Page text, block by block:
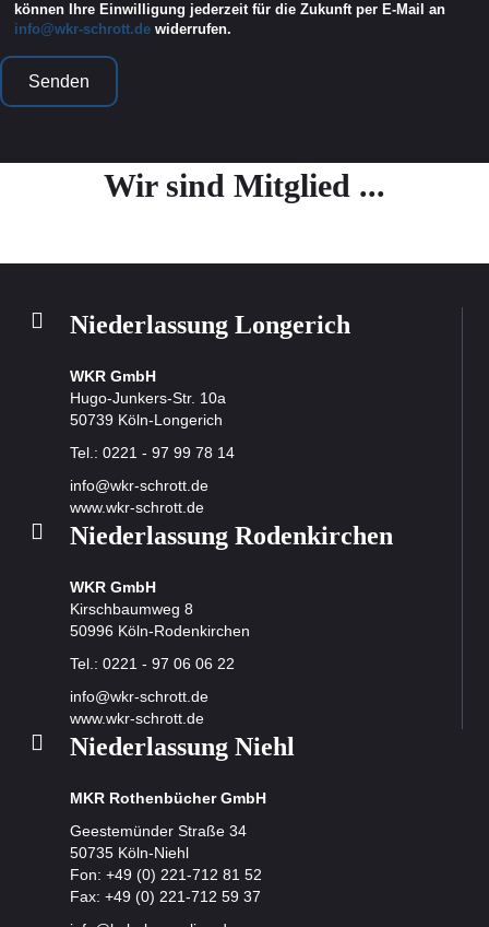
können Ihre Einwilligung jederzeit für die Zukunft per E-Mail an
info@wkr-schrott.de widerrufen.
Wir sind Mitglied ...
Nieder­lassung Longerich
WKR GmbH
Hugo-Junkers-Str. 10a
50739 Köln-Longerich
Tel.: 0221 - 97 99 78 14
info@wkr-schrott.de
www.wkr-schrott.de
Nieder­lassung Roden­kirchen
WKR GmbH
Kirschbaumweg 8
50996 Köln-Rodenkirchen
Tel.: 0221 - 97 06 06 22
info@wkr-schrott.de
www.wkr-schrott.de
Nieder­lassung Niehl
MKR Rothenbücher GmbH
Geestemünder Straße 34
50735 Köln-Niehl
Fon: +49 (0) 221-712 81 52
Fax: +49 (0) 221-712 59 37